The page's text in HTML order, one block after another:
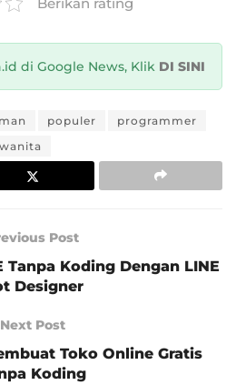
di Google News, Klik DI SINI
populer
programmer
wanita
Post
Tanpa Koding Dengan LINE
Designer
Next Post
Toko Online Gratis
Koding